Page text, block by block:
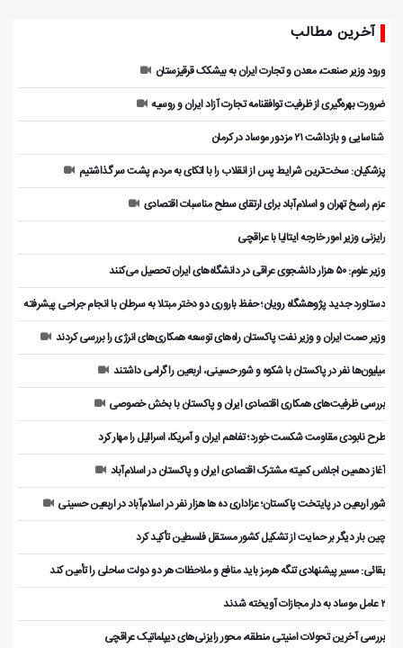
آخرین مطالب
ورود وزیر صنعت، معدن و تجارت ایران به بیشکک قرقیزستان
ضرورت بهره‌گیری از ظرفیت توافقنامه تجارت آزاد ایران و روسیه
️ شناسایی و بازداشت ۲۱ مزدور موساد در کرمان
پزشکیان: سخت‌ترین شرایط پس از انقلاب را با اتکای به مردم پشت سر گذاشتیم
عزم راسخ تهران و اسلام‌آباد برای ارتقای سطح مناسبات اقتصادی
رایزنی وزیر امور خارجه ایتالیا با عراقچی
وزیر علوم: ۵۰ هزار دانشجوی عراقی در دانشگاه‌های ایران تحصیل می‌کنند
دستاورد جدید پژوهشگاه رویان؛ حفظ باروری دو دختر مبتلا به سرطان با انجام جراحی پیشرفته
وزیر صمت ایران و وزیر نفت پاکستان راه‌های توسعه همکاری‌های انرژی را بررسی کردند
میلیون‌ها نفر در پاکستان با شکوه و شور حسینی، اربعین را گرامی داشتند
بررسی ظرفیت‌های همکاری اقتصادی ایران و پاکستان با بخش خصوصی
طرح نابودی مقاومت شکست خورد؛ تفاهم ایران و آمریکا، اسرائیل را مهار کرد
آغاز دهمین اجلاس کمیته مشترک اقتصادی ایران و پاکستان در اسلام‌آباد
شور اربعین در پایتخت پاکستان؛ عزاداری ده ها هزار نفر در اسلام‌آباد در اربعین حسینی
چین بار دیگر بر حمایت از تشکیل کشور مستقل فلسطین تأکید کرد
بقائی: مسیر پیشنهادی تنگه هرمز باید منافع و ملاحظات هر دو دولت ساحلی را تأمین کند
۲ عامل موساد به دار مجازات آویخته شدند
بررسی آخرین تحولات امنیتی منطقه، محور رایزنی‌های دیپلماتیک عراقچی